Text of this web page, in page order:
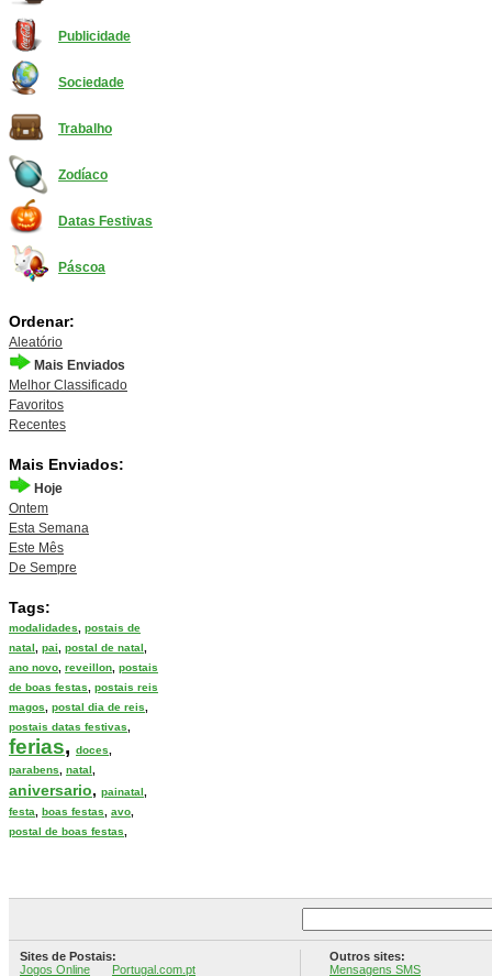
Publicidade
Sociedade
Trabalho
Zodíaco
Datas Festivas
Páscoa
Ordenar:
Aleatório
Mais Enviados
Melhor Classificado
Favoritos
Recentes
Mais Enviados:
Hoje
Ontem
Esta Semana
Este Mês
De Sempre
Tags:
modalidades
postais de
natal
pai postal de natal
ano novo reveillon postais
de boas festas
postais reis
magos
postal dia de reis
postais datas festivas
ferias, doces
parabens
natal
aniversario, painatal
festa
boas festas avo
postal de boas festas
Sites de Postais:
Jogos Online
Portugal.com.pt
Outros sites:
Mensagens SMS